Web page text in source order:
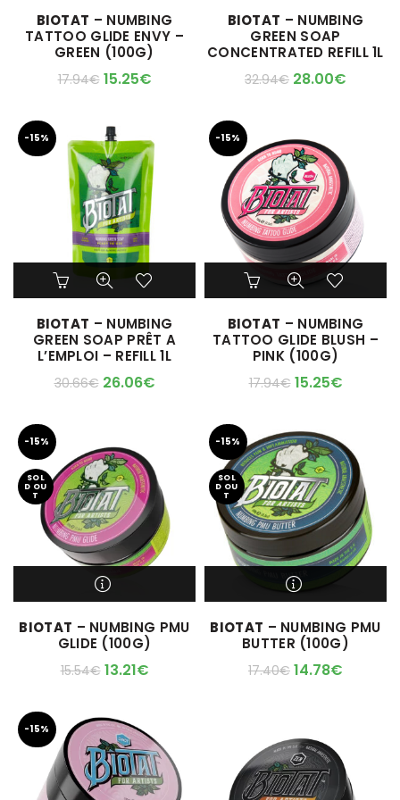
BIOTAT – NUMBING
TATTOO GLIDE ENVY –
GREEN (100G)
17.94€ 15.25€
BIOTAT – NUMBING
GREEN SOAP
CONCENTRATED REFILL 1L
32.94€ 28.00€
-15%
BIOTAT – NUMBING
GREEN SOAP PRÊT A
L’EMPLOI – REFILL 1L
30.66€ 26.06€
-15%
BIOTAT – NUMBING
TATTOO GLIDE BLUSH –
PINK (100G)
17.94€ 15.25€
-15%
SOL
D OU
T
M'ALERTER QUAND
L'ARTICLE SERA DISPO !
BIOTAT – NUMBING PMU
GLIDE (100G)
15.54€ 13.21€
-15%
SOL
D OU
T
M'ALERTER QUAND
L'ARTICLE SERA DISPO !
BIOTAT – NUMBING PMU
BUTTER (100G)
17.40€ 14.78€
-15%